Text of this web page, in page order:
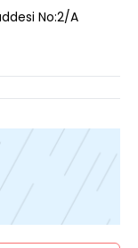
No:2/A